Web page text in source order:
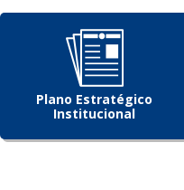
Plano Estratégico
Institucional